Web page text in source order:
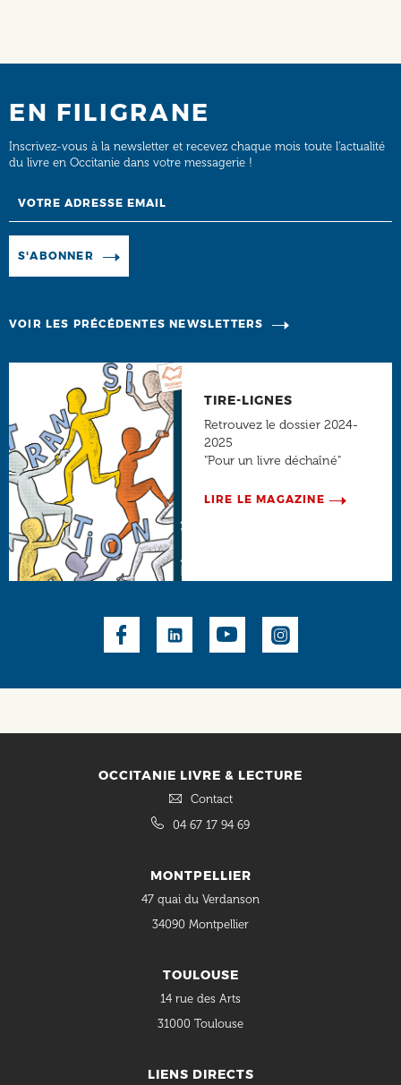
EN FILIGRANE
Inscrivez-vous à la newsletter et recevez chaque mois toute l’actualité
du livre en Occitanie dans votre messagerie !
S'ABONNER
VOIR LES PRÉCÉDENTES NEWSLETTERS
TIRE-LIGNES
Retrouvez le dossier 2024-
2025
"Pour un livre déchaîné"
LIRE LE MAGAZINE
OCCITANIE LIVRE & LECTURE
Contact
04 67 17 94 69
MONTPELLIER
47 quai du Verdanson
34090 Montpellier
TOULOUSE
14 rue des Arts
31000 Toulouse
LIENS DIRECTS